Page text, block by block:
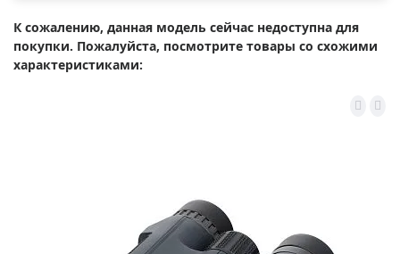
К сожалению, данная модель сейчас недоступна для
покупки. Пожалуйста, посмотрите товары со схожими
характеристиками: